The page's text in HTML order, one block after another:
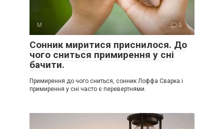
М 0
Сонник миритися приснилося. До
чого сниться примирення у сні
бачити.
Примирення до чого сниться, сонник Лоффа Сварка і
примирення у сні часто є перевертнями.